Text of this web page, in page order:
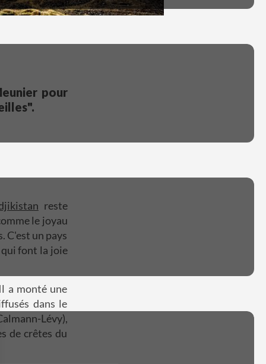
pour
reste
le joyau
C'est un pays
font la joie
a monté une
dans le
Lévy),
de crêtes du